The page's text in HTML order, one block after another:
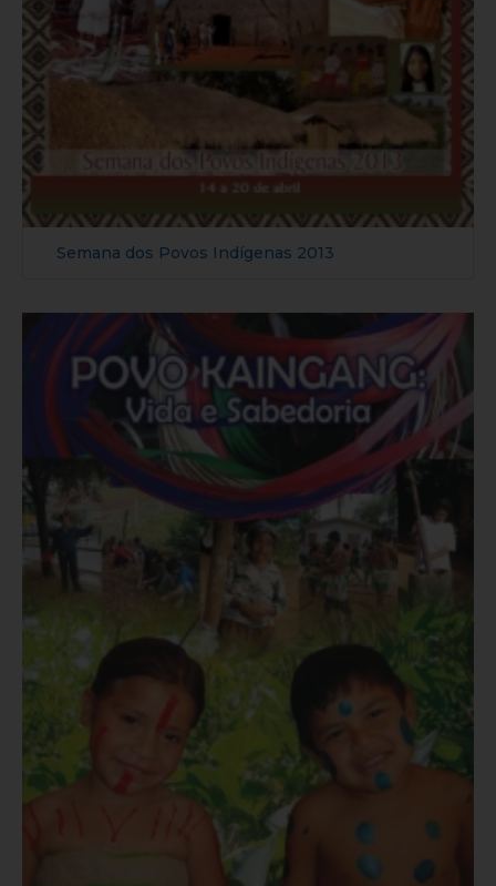
Semana dos Povos Indígenas 2013